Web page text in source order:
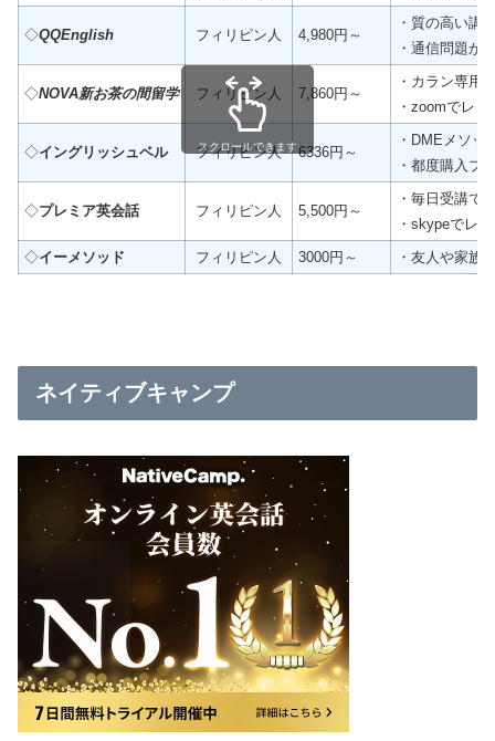
◇QQEnglish フィリピン人 4,980円～
・質の高い講
・通信問題が
◇NOVA新お茶の間留学 フィリピン人 7,860円～
・カラン専用
・zoomでレッ
◇イングリッシュベル フィリピン人 6336円～
・DMEメソッ
・都度購入プ
◇プレミア英会話 フィリピン人 5,500円～
・毎日受講で
・skypeでレ
◇イーメソッド フィリピン人 3000円～ ・友人や家族
スクロールできます
ネイティブキャンプ